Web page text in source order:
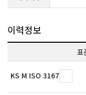
이력정보
표
KS M ISO 3167